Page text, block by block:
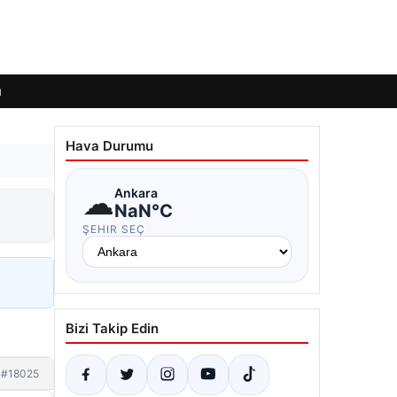
#18025
Hava Durumu
☁Ankara
NaN°C
ŞEHIR SEÇ
Bizi Takip Edin